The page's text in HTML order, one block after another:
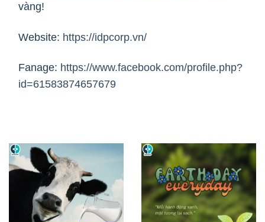
vàng!
Website: https://idpcorp.vn/
Fanage: https://www.facebook.com/profile.php?
id=61583874657679